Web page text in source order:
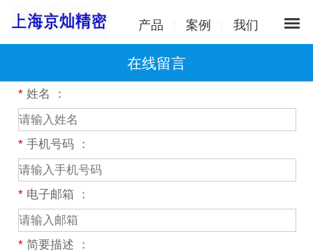
产品 案例 我们
在线留言
*姓名 ：
*手机号码 ：
* 电子邮箱 ：
*简要描述 ：